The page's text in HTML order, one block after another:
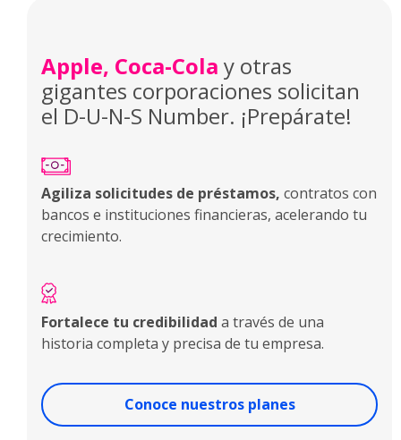
Apple, Coca-Cola y otras
gigantes corporaciones solicitan
el D-U-N-S Number. ¡Prepárate!
Agiliza solicitudes de préstamos, contratos con
bancos e instituciones financieras, acelerando tu
crecimiento.
Fortalece tu credibilidad a través de una
historia completa y precisa de tu empresa.
Conoce nuestros planes